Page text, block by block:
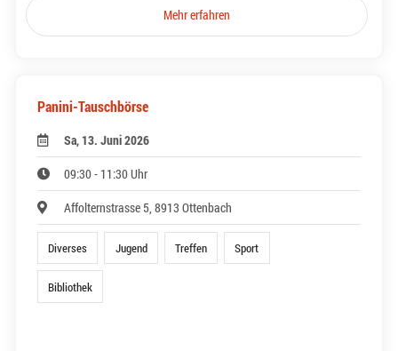
Mehr erfahren
Panini-Tauschbörse
Sa, 13. Juni 2026
09:30 - 11:30 Uhr
Affolternstrasse 5, 8913 Ottenbach
Diverses Jugend Treffen Sport
Bibliothek